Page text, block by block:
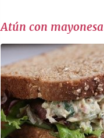
Atún con mayonesa